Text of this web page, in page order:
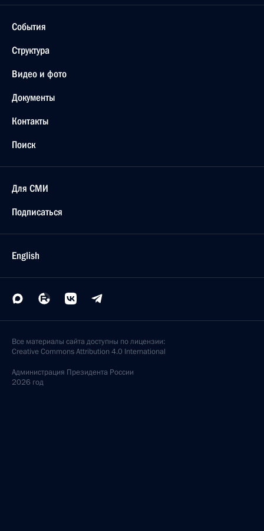
События
Структура
Видео и фото
Документы
Контакты
Поиск
Для СМИ
Подписаться
English
Все материалы сайта доступны по лицензии:
Creative Commons Attribution 4.0 International
Администрация Президента России
2026 год